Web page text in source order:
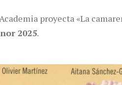
proyecta «La
2025.